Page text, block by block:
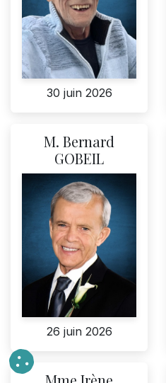
30 juin 2026
M. Bernard
GOBEIL
26 juin 2026